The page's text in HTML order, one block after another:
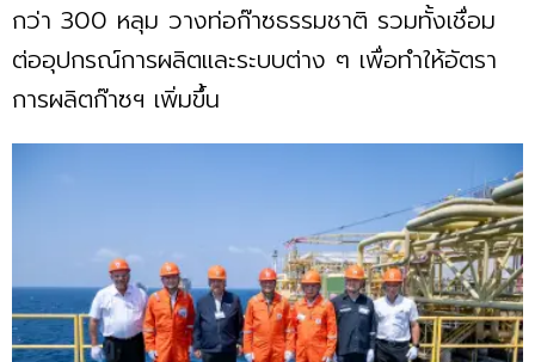
กว่า 300 หลุม วางท่อก๊าซธรรมชาติ รวมทั้งเชื่อม
ต่ออุปกรณ์การผลิตและระบบต่าง ๆ เพื่อทำให้อัตรา
การผลิตก๊าซฯ เพิ่มขึ้น